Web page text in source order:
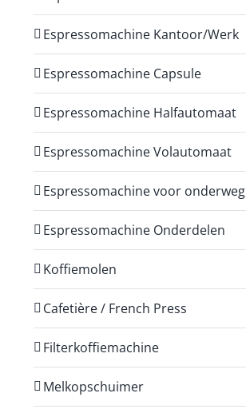
Espressomachine Kantoor/Werk
Espressomachine Capsule
Espressomachine Halfautomaat
Espressomachine Volautomaat
Espressomachine voor onderweg
Espressomachine Onderdelen
Koffiemolen
Cafetière / French Press
Filterkoffiemachine
Melkopschuimer